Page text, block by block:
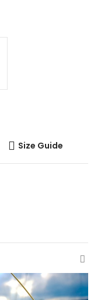
Size Guide